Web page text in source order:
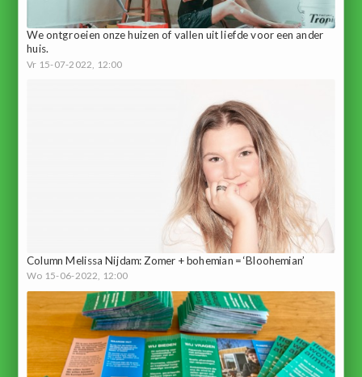
We ontgroeien onze huizen of vallen uit liefde voor een ander
huis.
Vr 15-07-2022, 12:00
Column Melissa Nijdam: Zomer + bohemian = ‘Bloohemian’
Wo 15-06-2022, 12:00